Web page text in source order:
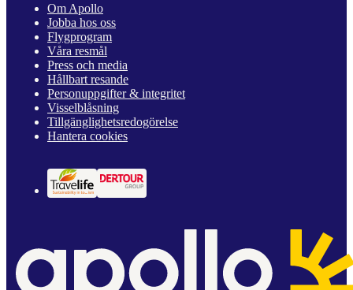
Om Apollo
Jobba hos oss
Flygprogram
Våra resmål
Press och media
Hållbart resande
Personuppgifter & integritet
Visselblåsning
Tillgänglighetsredogörelse
Hantera cookies